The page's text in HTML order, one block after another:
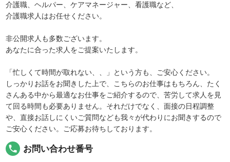
介護職、ヘルパー、ケアマネージャー、看護職など、
介護職求人はお任せください。
非公開求人も多数ございます。
あなたに合った求人をご提案いたします。
「忙しくて時間が取れない、、」という方も、ご安心ください。
しっかりお話をお聞きした上で、こちらのお仕事はもちろん、たく
さんある中から最適なお仕事をご紹介するので、苦労して求人を見
て回る時間も必要ありません。それだけでなく、面接の日程調整
や、直接お話しにくいご質問なども我々が代わりにお聞きするので
ご安心ください。ご応募お待ちしております。
local_phone お問い合わせ番号